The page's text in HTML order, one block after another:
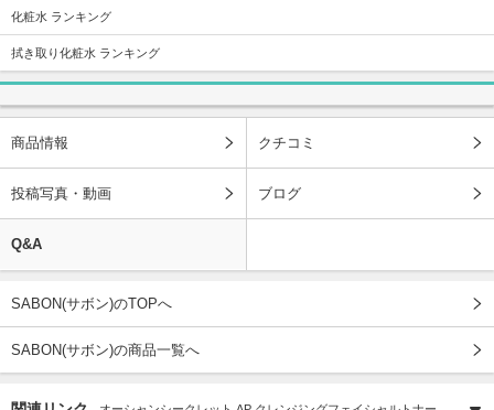
化粧水 ランキング
拭き取り化粧水 ランキング
商品情報 クチコミ
投稿写真・動画 ブログ
Q&A
SABON(サボン)のTOPへ
SABON(サボン)の商品一覧へ